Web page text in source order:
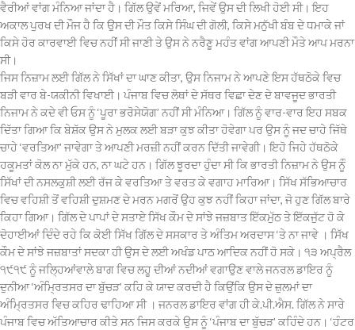
ਵੈਰੀਆਂ ਵਾਂਗ ਮੰਨਿਆ ਜਾਂਦਾ ਹੈ। ਗਿੱਲ ਉਵੇਂ ਮਰਿਆ, ਜਿਵੇਂ ਉਸ ਦੀ ਲਿਖੀ ਹੋਈ ਸੀ। ਇਹ
ਅਕਾਲ ਪੁਰਖ ਦੀ ਮੌਜ ਹੈ ਕਿ ਉਸ ਦੀ ਮੌਤ ਕਿਸੇ ਸਿੰਘ ਦੀ ਗੋਲੀ, ਕਿਸੇ ਮਨੁੱਖੀ ਬੰਬ ਦੇ ਧਮਾਕੇ ਜਾਂ
ਕਿਸੇ ਹੋਰ ਕਾਰਵਾਈ ਵਿਚ ਨਹੀਂ ਸੀ ਜਾਣੀ ਤੇ ਉਸ ਨੇ ਨਰੈਣੂ ਮਹੰਤ ਵਾਂਗ ਆਪਣੀ ਮੌਤੇ ਆਪ ਮਰਨਾ
ਸੀ।
ਜਿਸ ਨਿਜ਼ਾਮ ਲਈ ਗਿੱਲ ਨੇ ਸਿੱਖਾਂ ਦਾ ਘਾਣ ਕੀਤਾ, ਉਸ ਨਿਜਾਮ ਨੇ ਆਪਣੇ ਇਸ ਹੱਥਠੋਕੇ ਵਿਚ
ਬੜੀ ਵਾਰ ਬੇ-ਯਕੀਨੀ ਵਿਖਾਈ। ਪੰਜਾਬ ਵਿਚ ਲੋਥਾਂ ਦੇ ਸੱਥਰ ਵਿਛਾ ਦੇਣ ਦੇ ਬਾਵਜੂਦ ਭਾਰਤੀ
ਨਿਜਾਮ ਨੇ ਕਦੇ ਵੀ ਓਸ ਨੂੰ ‘ਪੂਰਾ ਭਰੋਸੇਯੋਗ’ ਨਹੀਂ ਸੀ ਮੰਨਿਆ। ਗਿੱਲ ਨੂੰ ਵਾਰ-ਵਾਰ ਇਹ ਸਬਕ
ਦਿੱਤਾ ਗਿਆ ਕਿ ਬੇਸ਼ੱਕ ਉਸ ਨੇ ਮੁਲਕ ਲਈ ਬੜਾ ਕੁਝ ਕੀਤਾ ਹੋਵੇਗਾ ਪਰ ਉਸ ਨੂੰ ਜਦ ਚਾਹੇ ਜਿੱਥੇ
ਚਾਹੇ ‘ਵਰਤਿਆ’ ਜਾਵੇਗਾ ਤੇ ਆਪਣੀ ਮਰਜ਼ੀ ਨਹੀਂ ਕਰਨ ਦਿੱਤੀ ਜਾਵੇਗੀ। ਇਹੋ ਜਿਹੇ ਹੱਥਠੋਕੇ
ਹਕੂਮਤਾਂ ਕੋਲ ਨਾ ਮੁੱਕੇ ਹਨ, ਨਾ ਘਟੇ ਹਨ। ਗਿੱਲ ਝੂਰਦਾ ਹੁੰਦਾ ਸੀ ਕਿ ਭਾਰਤੀ ਨਿਜ਼ਾਮ ਨੇ ਉਸ ਨੂੰੰ
ਸਿੱਖਾਂ ਦੀ ਨਸਲਕੁਸ਼ੀ ਲਈ ਰੱਜ ਕੇ ਵਰਤਿਆ ਤੇ ਵਰਤ ਕੇ ਵਗਾਹ ਮਾਰਿਆ। ਸਿੱਖ ਸੱਭਿਆਚਾਰ
ਵਿਚ ਵਹਿਸ਼ੀ ਤੋਂ ਵਹਿਸ਼ੀ ਦੁਸ਼ਮਣ ਦੇ ਮਰਨ ਮਗਰੋਂ ਉਹ ਕੁਝ ਨਹੀਂ ਕਿਹਾ ਜਾਂਦਾ, ਜੋ ਹੁਣ ਗਿੱਲ ਬਾਰੇ
ਕਿਹਾ ਗਿਆ। ਗਿੱਲ ਦੇ ਪਾਪਾਂ ਦੇ ਸਤਾਏ ਸਿੱਖ ਕੌਮ ਦੇ ਸਾਂਝੇ ਜਜ਼ਬਾਤ ਇੱਕਮੁੱਠ ਤੇ ਇੱਕਜੁੱਟ ਹੋ ਕੇ
ਦੋਹਾਈਆਂ ਦਿੰਦੇ ਰਹੇ ਕਿ ਕੋਈ ਸਿੱਖ ਗਿੱਲ ਦੇ ਸਸਕਾਰ ਤੇ ਅੰਤਿਮ ਅਰਦਾਸ ‘ਤੇ ਨਾ ਜਾਵੇ । ਸਿੱਖ
ਕੌਮ ਦੇ ਸਾਂਝੇ ਜਜ਼ਬਾਤਾਂ ਸਦਕਾ ਹੀ ਉਸ ਦੇ ਲਈ ਅਖੰਡ ਪਾਠ ਆਦਿਕ ਨਹੀਂ ਹੋ ਸਕੇ। ੧੩ ਅਪ੍ਰੈਲ
੧੯੧੯ ਨੂੰ ਜਲ੍ਹਿਆਂਵਾਲੇ ਬਾਗ ਵਿਚ ਲਹੂ ਦੀਆਂ ਨਦੀਆਂ ਵਗਾਉਣ ਵਾਲੇ ਜਨਰਲ ਡਾਇਰ ਨੂੰ
ਦੁਨੀਆ ‘ਅੰਮ੍ਰਿਤਸਰ ਦਾ ਬੁੱਚੜ’ ਕਹਿ ਕੇ ਯਾਦ ਕਰਦੀ ਹੈ ਕਿਉਂਕਿ ਉਸ ਦੇ ਜ਼ੁਲਮਾਂ ਦਾ
ਅੰਮ੍ਰਿਤਸਰ ਵਿਚ ਕਹਿਰ ਢਾਹਿਆ ਸੀ । ਜਨਰਲ ਡਾਇਰ ਵਾਂਗ ਹੀ ਕੇ.ਪੀ.ਐਸ. ਗਿੱਲ ਨੇ ਸਾਰੇ
ਪੰਜਾਬ ਵਿਚ ਅੱਤਿਆਚਾਰ ਕੀਤੇ ਸਨ ਜਿਸ ਕਰਕੇ ਉਸ ਨੂੰ ‘ਪੰਜਾਬ ਦਾ ਬੁੱਚੜ’ ਕਹਿੰਦੇ ਹਨ। ‘ਹੰਟਰ